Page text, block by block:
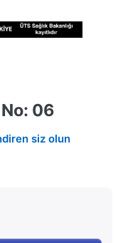
06
siz olun